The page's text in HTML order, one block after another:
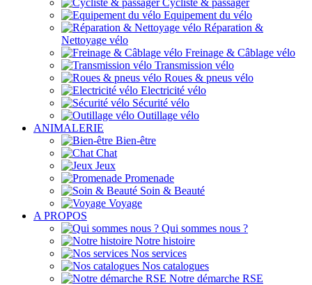
Cycliste & passager
Equipement du vélo
Réparation &
Nettoyage vélo
Freinage & Câblage vélo
Transmission vélo
Roues & pneus vélo
Electricité vélo
Sécurité vélo
Outillage vélo
ANIMALERIE
Bien-être
Chat
Jeux
Promenade
Soin & Beauté
Voyage
A PROPOS
Qui sommes nous ?
Notre histoire
Nos services
Nos catalogues
Notre démarche RSE